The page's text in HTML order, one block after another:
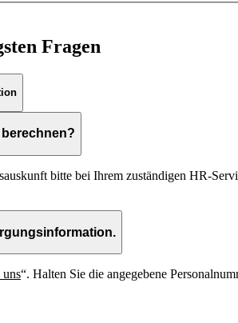
Fragen
bitte bei Ihrem zuständigen HR-
uns“. Halten Sie die angegebene